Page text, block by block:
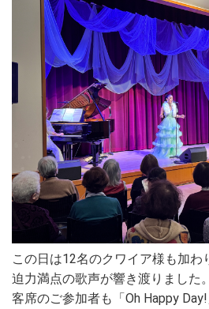
この日は12名のクワイア様も加わ
迫力満点の歌声が響き渡りました。
客席のご参加者も「Oh Happy